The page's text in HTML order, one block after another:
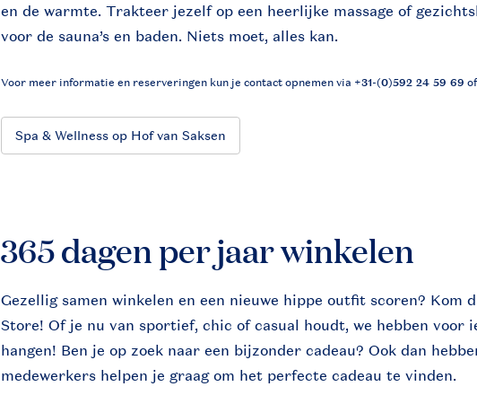
en de warmte. Trakteer jezelf op een heerlijke massage of
voor de sauna’s en baden. Niets moet, alles kan.
Voor meer informatie en reserveringen kun je contact opnemen via +31-(0)592 24 59 69
Spa & Wellness op Hof van Saksen
365 dagen per jaar winkelen
Gezellig samen winkelen en een nieuwe hippe outfit scoren? Kom
Store! Of je nu van sportief, chic of casual houdt, we hebben voor
hangen! Ben je op zoek naar een bijzonder cadeau? Ook dan
medewerkers helpen je graag om het perfecte cadeau te vinden.